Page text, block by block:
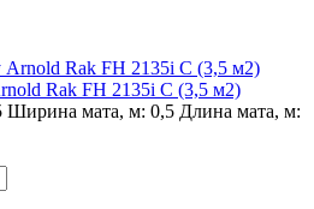
Rak FH 2135i С (3,5 м2)
Ширина мата, м: 0,5 Длина мата, м: